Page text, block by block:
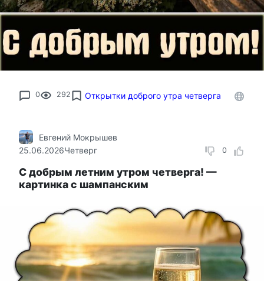
0 292 Открытки доброго утра четверга
0
Евгений Мокрышев
25.06.2026Четверг
С добрым летним утром четверга! —
картинка с шампанским